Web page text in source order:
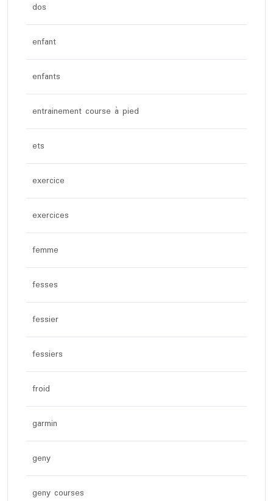
dos
enfant
enfants
entrainement course à pied
ets
exercice
exercices
femme
fesses
fessier
fessiers
froid
garmin
geny
geny courses